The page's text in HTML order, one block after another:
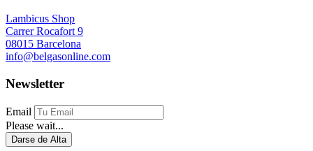
Lambicus Shop
Carrer Rocafort 9
08015 Barcelona
info@belgasonline.com
Newsletter
Email
Please wait...
Darse de Alta